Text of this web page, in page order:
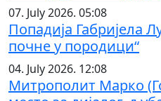
07. July 2026. 05:08
Попадија Габријела
почне у породици“
04. July 2026. 12:08
Митрополит Марко